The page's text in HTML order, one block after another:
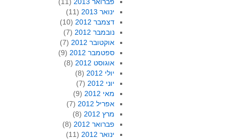
ינואר 2013
(11)
דצמבר 2012
(10)
נובמבר 2012
(7)
אוקטובר 2012
(7)
ספטמבר 2012
(9)
אוגוסט 2012
(8)
יולי 2012
(8)
יוני 2012
(7)
מאי 2012
(9)
אפריל 2012
(7)
מרץ 2012
(8)
פברואר 2012
(8)
ינואר 2012
(11)